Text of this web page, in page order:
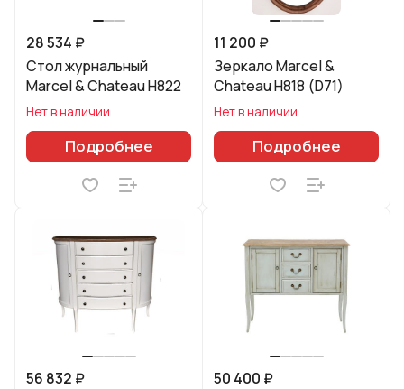
28 534 ₽
Стол журнальный
Marcel & Chateau H822
Нет в наличии
Подробнее
11 200 ₽
Зеркало Marcel &
Chateau H818 (D71)
Нет в наличии
Подробнее
56 832 ₽
50 400 ₽